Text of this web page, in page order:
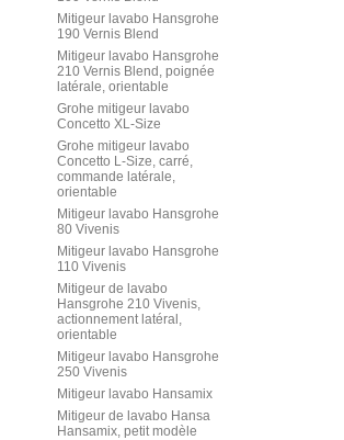
Mitigeur lavabo Hansgrohe
190 Vernis Blend
Mitigeur lavabo Hansgrohe
210 Vernis Blend, poignée
latérale, orientable
Grohe mitigeur lavabo
Concetto XL-Size
Grohe mitigeur lavabo
Concetto L-Size, carré,
commande latérale,
orientable
Mitigeur lavabo Hansgrohe
80 Vivenis
Mitigeur lavabo Hansgrohe
110 Vivenis
Mitigeur de lavabo
Hansgrohe 210 Vivenis,
actionnement latéral,
orientable
Mitigeur lavabo Hansgrohe
250 Vivenis
Mitigeur lavabo Hansamix
Mitigeur de lavabo Hansa
Hansamix, petit modèle